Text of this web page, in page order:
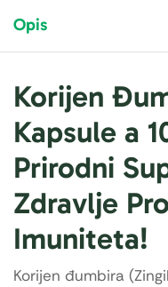
Opis
Korijen
Kapsule a
Prirodni
Zdravlje
Imuniteta!
Korijen đumbira